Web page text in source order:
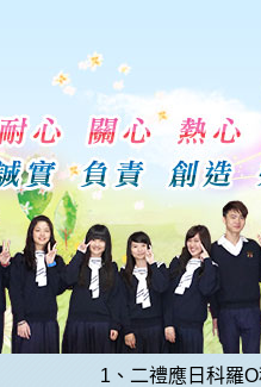
1、二禮應日科羅O程